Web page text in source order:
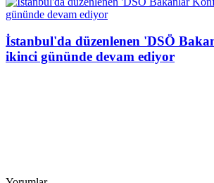
İstanbul'da düzenlenen 'DSÖ
ikinci gününde devam ediyor